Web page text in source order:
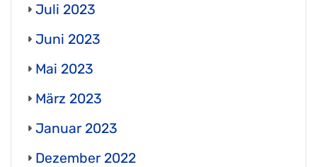
Juli 2023
Juni 2023
Mai 2023
März 2023
Januar 2023
Dezember 2022